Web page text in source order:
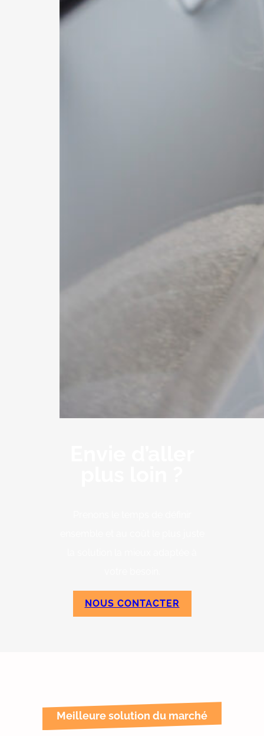
NOUS CONTACTER
Meilleure solution du marché